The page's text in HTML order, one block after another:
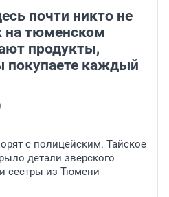
почти никто не
на тюменском
продукты,
покупаете каждый
с полицейским. Тайское
детали зверского
сестры из Тюмени